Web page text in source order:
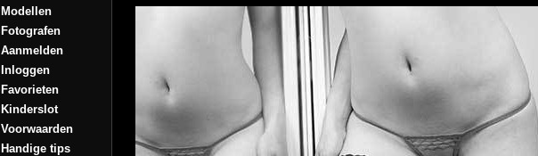
Modellen
Fotografen
Aanmelden
Inloggen
Favorieten
Kinderslot
Voorwaarden
Handige tips